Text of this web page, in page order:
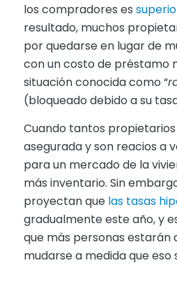
los compradores es
resultado, muchos
por quedarse en lugar de
con un costo de préstamo
situación conocida como “
(bloqueado debido a su
Cuando tantos
asegurada y son reacios a
para un mercado de la
más inventario. Sin
proyectan que las tasas
gradualmente este año, y
que más personas estarán
mudarse a medida que eso